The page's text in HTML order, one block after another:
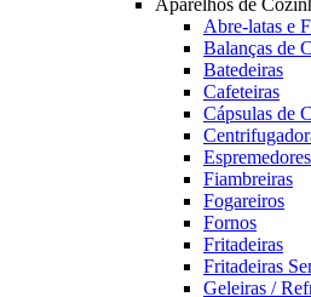
Aparelhos de
Abre-latas e
Balanças de
Batedeiras
Cafeteiras
Cápsulas de
Espremedores
Fiambreiras
Fogareiros
Fornos
Fritadeiras
Fritadeiras
Geleiras /